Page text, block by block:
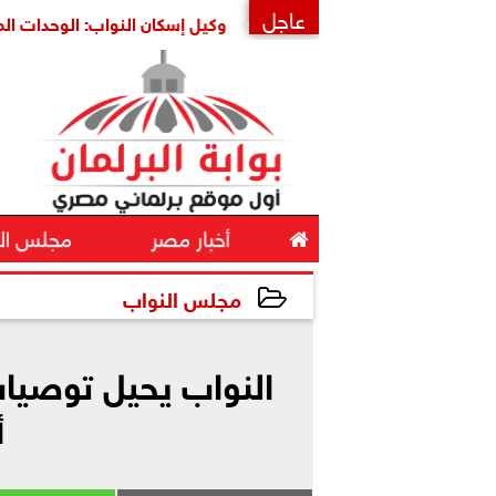
عاجل
وكيل إسكان النواب: الوحدات المغلقة
 أخبار مصر مجلس
مجلس النواب
النواب يحيل